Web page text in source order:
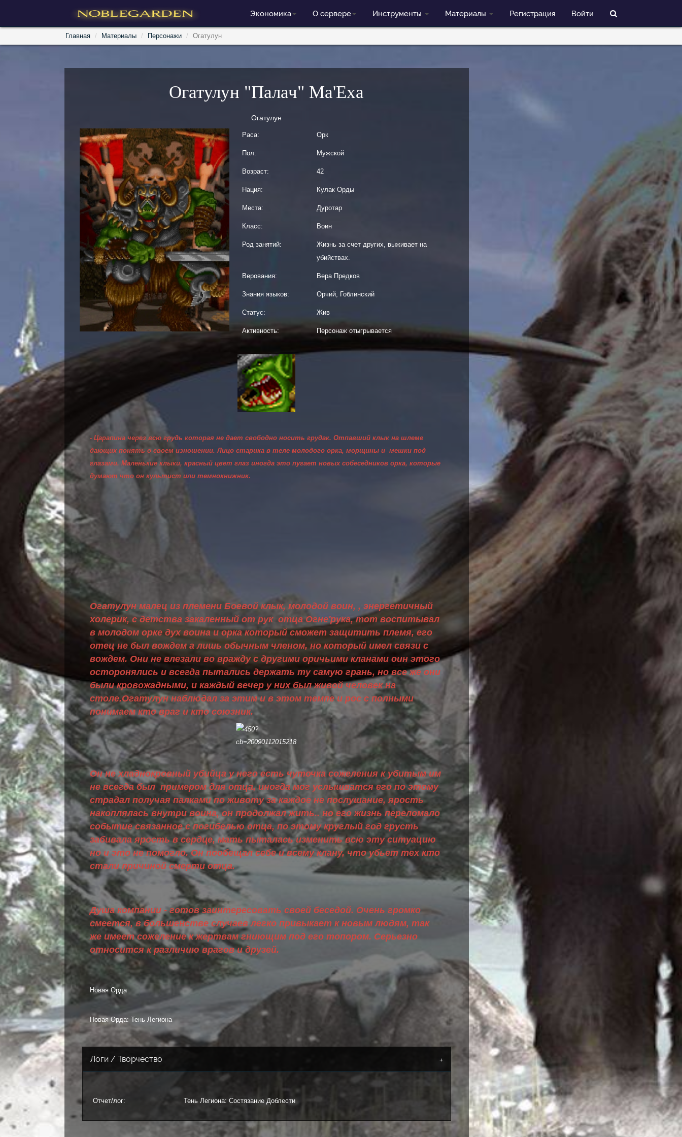
Экономика О сервере Инструменты Материалы Регистрация Войти
Главная Материалы Персонажи Огатулун
Огатулун "Палач" Ма'Еха
Огатулун
Раса: Орк
Пол: Мужской
Возраст: 42
Нация: Кулак Орды
Места: Дуротар
Класс: Воин
Род занятий:
Жизнь за счет других, выживает на
убийствах.
Верования: Вера Предков
Знания языков: Орчий, Гоблинский
Статус: Жив
Активность: Персонаж отыгрывается
- Царапина через всю грудь которая не дает свободно носить грудак. Отпавший клык на шлеме
дающих понять о своем изношении. Лицо старика в теле молодого орка, морщины и мешки под
глазами. Маленькие клыки, красный цвет глаз иногда это пугает новых собеседников орка, которые
думают что он культист или темнокнижник.
Огатулун малец из племени Боевой клык, молодой воин, , энергетичный
холерик, с детства закаленный от рук отца Огне'рука, тот воспитывал
в молодом орке дух воина и орка который сможет защитить племя, его
отец не был вождем а лишь обычным членом, но который имел связи с
вождем. Они не влезали во вражду с другими оричьими кланами оин этого
осторонялись и всегда пытались держать ту самую грань, но все же они
были кровожадными, и каждый вечер у них был живой человек на
столе.Огатулун наблюдал за этим и в этом темпе и рос с полными
понимаем кто враг и кто союзник.
Он не хладнокровный убийца у него есть чуточка сожеления к убитым им
не всегда был примером для отца, иногда мог услышватся его по этому
страдал получая палками по животу за каждое не послушание, ярость
накоплялась внутри воина, он продолжал жить.. но его жизнь переломало
событие связанное с погибелью отца, по этому круглый год грусть
забивала ярость в сердце, мать пыталась изменить всю эту ситуацию
но и это не помогло. Он пообещал себе и всему клану, что убьет тех кто
стали причиной смерти отца.
Душа компании - готов заинтересовать своей беседой. Очень громко
смеется, в большенстве случаев легко привыкает к новым людям, так
же имеет сожеление к жертвам гниющим под его топором. Серьезно
относится к различию врагов и друзей.
Новая Орда
Новая Орда: Тень Легиона
Логи / Творчество
Отчет/лог: Тень Легиона: Состязание Доблести